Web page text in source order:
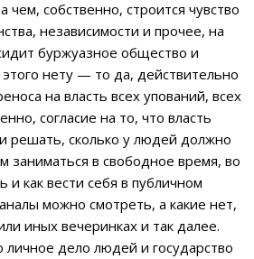
чем, собственно, строится чувство
независимости и прочее, на
буржуазное общество и
нету — то да, действительно
на власть всех упований, всех
согласие на то, что власть
решать, сколько у людей должно
заниматься в свободное время, во
и как вести себя в публичном
можно смотреть, а какие нет,
иных вечеринках и так далее.
личное дело людей и государство